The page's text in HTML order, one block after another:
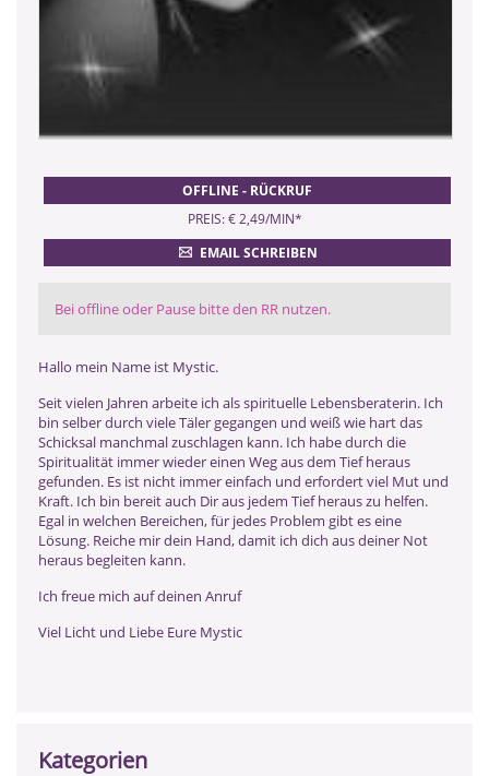
OFFLINE - RÜCKRUF
PREIS: € 2,49/MIN*
EMAIL SCHREIBEN
Bei offline oder Pause bitte den RR nutzen.
Hallo mein Name ist Mystic.
Seit vielen Jahren arbeite ich als spirituelle Lebensberaterin. Ich
bin selber durch viele Täler gegangen und weiß wie hart das
Schicksal manchmal zuschlagen kann. Ich habe durch die
Spiritualität immer wieder einen Weg aus dem Tief heraus
gefunden. Es ist nicht immer einfach und erfordert viel Mut und
Kraft. Ich bin bereit auch Dir aus jedem Tief heraus zu helfen.
Egal in welchen Bereichen, für jedes Problem gibt es eine
Lösung. Reiche mir dein Hand, damit ich dich aus deiner Not
heraus begleiten kann.
Ich freue mich auf deinen Anruf
Viel Licht und Liebe Eure Mystic
Kategorien